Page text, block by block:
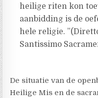
heilige riten kon
aanbidding is de
hele religie.
Santissimo
De situatie van de
Heilige Mis en de